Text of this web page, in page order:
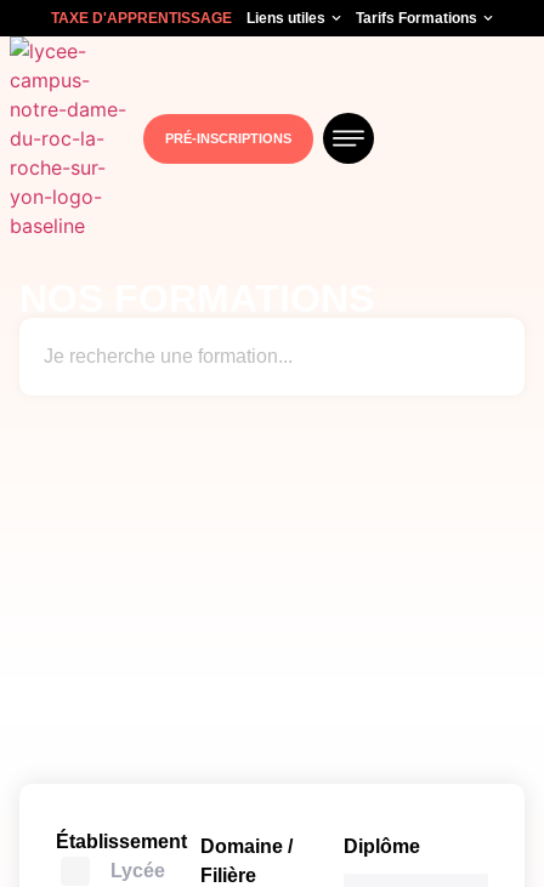
TAXE D'APPRENTISSAGE Liens utiles Tarifs Formations
PRÉ-INSCRIPTIONS
Établissement
Lycée
Domaine /
Filière
Diplôme